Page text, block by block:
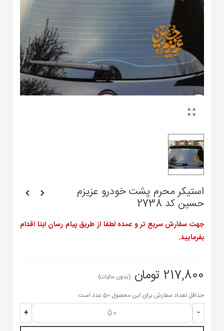
استیکر محرم پشت خودرو عزیزم
حسین کد 2738
جهت سفارش سریع تر و عمده لطفا از طریق پیام رسان ایتا اقدام
بفرمایید.
217,800 تومان
(بدون مالیات)
حداقل تعداد سفارش برای این محصول 50 عدد است.
-
+